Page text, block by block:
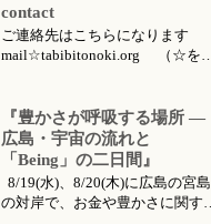
contact
ご連絡先はこちらになります
mail☆tabibitonoki.org （☆を@
こちらです 今月のイベント・ワ
ークショップ・セッション・リト
リート・出張情報等 対面セッシ
ョン所要時間・場所 セッション
メニ...
『豊かさが呼吸する場所 ―
広島・宇宙の流れと
「Being」の二日間』
8/19(水)、8/20(木)に広島の宮島
の対岸で、お金や豊かさに関する